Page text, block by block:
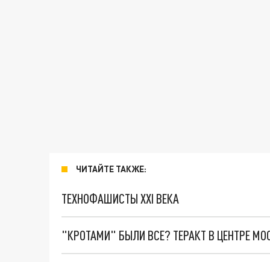
ЧИТАЙТЕ ТАКЖЕ:
ТЕХНОФАШИСТЫ XXI ВЕКА
"КРОТАМИ" БЫЛИ ВСЕ? ТЕРАКТ В ЦЕНТРЕ